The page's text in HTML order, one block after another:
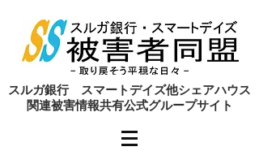
​スルガ銀行 スマートデイズ他シェアハウス
関連被害情報共有公式グループサイト